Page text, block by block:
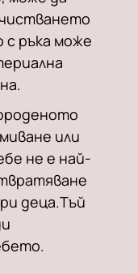
с ръка може
или
не е най-
деца.Тъй